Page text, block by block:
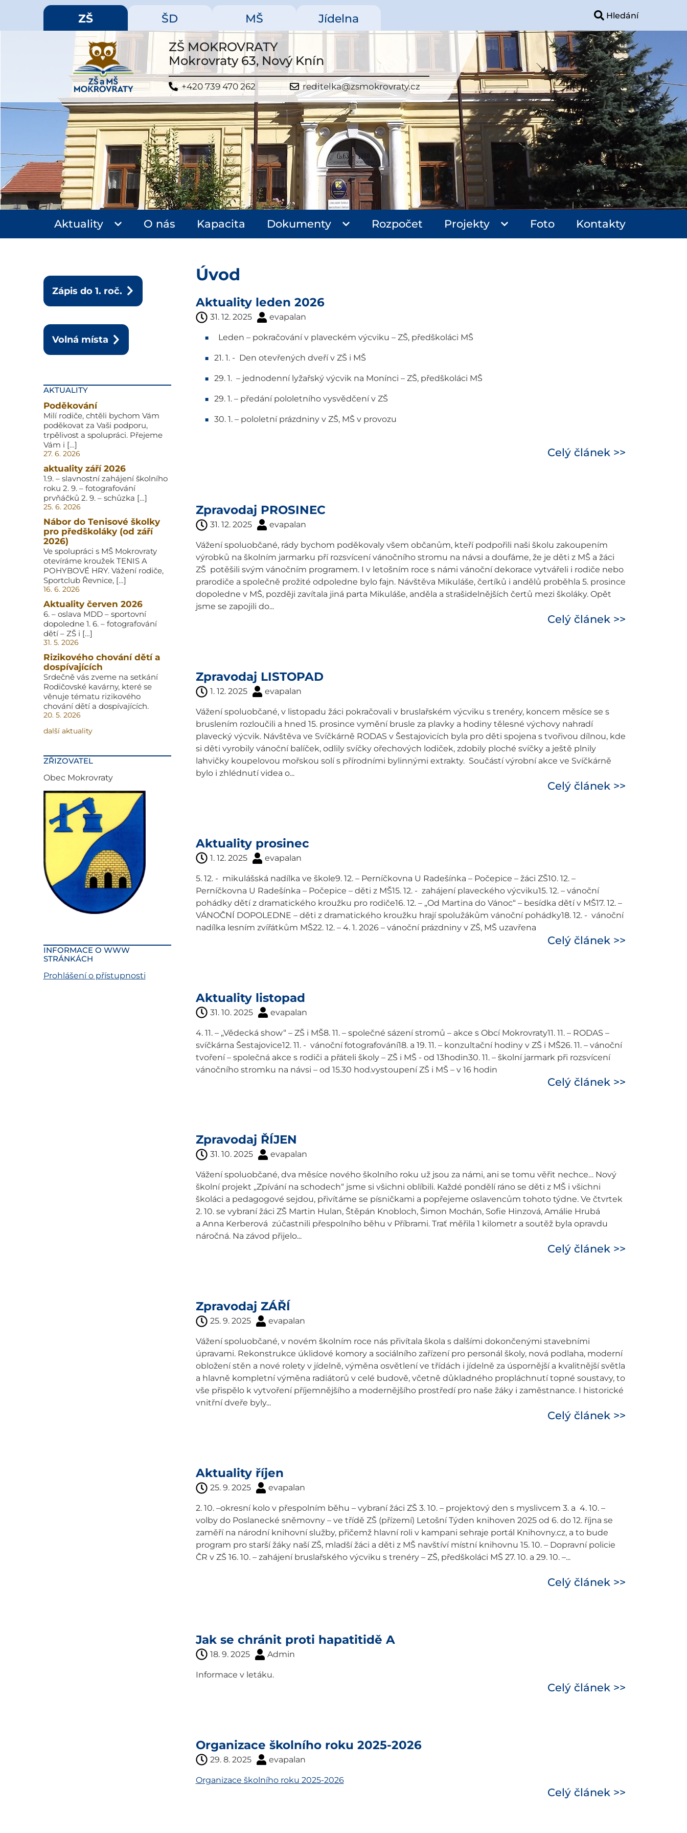
ZŠ ŠD MŠ Jídelna
ZŠ MOKROVRATY
Mokrovraty 63, Nový Knín
+420 739 470 262 reditelka@zsmokrovraty.cz
Aktuality O nás Kapacita Dokumenty Rozpočet Projekty Foto Kontakty
Zápis do 1. roč.
Volná místa
AKTUALITY
Poděkování
Milí rodiče, chtěli bychom Vám
poděkovat za Vaši podporu,
trpělivost a spolupráci. Přejeme
Vám i […]
27. 6. 2026
aktuality září 2026
1.9. – slavnostní zahájení školního
roku 2. 9. – fotografování
prvňáčků 2. 9. – schůzka […]
25. 6. 2026
Nábor do Tenisové školky
pro předškoláky (od září
2026)
Ve spolupráci s MŠ Mokrovraty
otevíráme kroužek TENIS A
POHYBOVÉ HRY. Vážení rodiče,
Sportclub Řevnice, […]
16. 6. 2026
Aktuality červen 2026
6. – oslava MDD – sportovní
dopoledne 1. 6. – fotografování
dětí – ZŠ i […]
31. 5. 2026
Rizikového chování dětí a
dospívajících
Srdečně vás zveme na setkání
Rodičovské kavárny, které se
věnuje tématu rizikového
chování dětí a dospívajících.
20. 5. 2026
další aktuality
ZŘIZOVATEL
Obec Mokrovraty
INFORMACE O WWW
STRÁNKÁCH
Prohlášení o přístupnosti
Úvod
Aktuality leden 2026
31. 12. 2025 evapalan
Leden – pokračování v plaveckém výcviku – ZŠ, předškoláci MŠ
21. 1. - Den otevřených dveří v ZŠ i MŠ
29. 1. – jednodenní lyžařský výcvik na Monínci – ZŠ, předškoláci MŠ
29. 1. – předání pololetního vysvědčení v ZŠ
30. 1. – pololetní prázdniny v ZŠ, MŠ v provozu
Celý článek >>
Zpravodaj PROSINEC
31. 12. 2025 evapalan
Vážení spoluobčané, rády bychom poděkovaly všem občanům, kteří podpořili naši školu zakoupením
výrobků na školním jarmarku pří rozsvícení vánočního stromu na návsi a doufáme, že je děti z MŠ a žáci
ZŠ potěšili svým vánočním programem. I v letošním roce s námi vánoční dekorace vytvářeli i rodiče nebo
prarodiče a společně prožité odpoledne bylo fajn. Návštěva Mikuláše, čertíků i andělů proběhla 5. prosince
dopoledne v MŠ, později zavítala jiná parta Mikuláše, anděla a strašidelnějších čertů mezi školáky. Opět
jsme se zapojili do...
Celý článek >>
Zpravodaj LISTOPAD
1. 12. 2025 evapalan
Vážení spoluobčané, v listopadu žáci pokračovali v bruslařském výcviku s trenéry, koncem měsíce se s
bruslením rozloučili a hned 15. prosince vymění brusle za plavky a hodiny tělesné výchovy nahradí
plavecký výcvik. Návštěva ve Svíčkárně RODAS v Šestajovicích byla pro děti spojena s tvořivou dílnou, kde
si děti vyrobily vánoční balíček, odlily svíčky ořechových lodiček, zdobily ploché svíčky a ještě plnily
lahvičky koupelovou mořskou solí s přírodními bylinnými extrakty. Součástí výrobní akce ve Svíčkárně
bylo i zhlédnutí videa o...
Celý článek >>
Aktuality prosinec
1. 12. 2025 evapalan
5. 12. - mikulášská nadílka ve škole9. 12. – Perníčkovna U Radešínka – Počepice – žáci ZŠ10. 12. –
Perníčkovna U Radešínka – Počepice – děti z MŠ15. 12. - zahájení plaveckého výcviku15. 12. – vánoční
pohádky dětí z dramatického kroužku pro rodiče16. 12. – „Od Martina do Vánoc“ – besídka dětí v MŠ17. 12. –
VÁNOČNÍ DOPOLEDNE – děti z dramatického kroužku hrají spolužákům vánoční pohádky18. 12. - vánoční
nadílka lesním zvířátkům MŠ22. 12. – 4. 1. 2026 – vánoční prázdniny v ZŠ, MŠ uzavřena
Celý článek >>
Aktuality listopad
31. 10. 2025 evapalan
4. 11. – „Vědecká show“ – ZŠ i MŠ8. 11. – společné sázení stromů – akce s Obcí Mokrovraty11. 11. – RODAS –
svíčkárna Šestajovice12. 11. - vánoční fotografování18. a 19. 11. – konzultační hodiny v ZŠ i MŠ26. 11. – vánoční
tvoření – společná akce s rodiči a přáteli školy – ZŠ i MŠ - od 13hodin30. 11. – školní jarmark při rozsvícení
vánočního stromku na návsi – od 15.30 hod.vystoupení ZŠ i MŠ – v 16 hodin
Celý článek >>
Zpravodaj ŘÍJEN
31. 10. 2025 evapalan
Vážení spoluobčané, dva měsíce nového školního roku už jsou za námi, ani se tomu věřit nechce… Nový
školní projekt „Zpívání na schodech“ jsme si všichni oblíbili. Každé pondělí ráno se děti z MŠ i všichni
školáci a pedagogové sejdou, přivítáme se písničkami a popřejeme oslavencům tohoto týdne. Ve čtvrtek
2. 10. se vybraní žáci ZŠ Martin Hulan, Štěpán Knobloch, Šimon Mochán, Sofie Hinzová, Amálie Hrubá
a Anna Kerberová zúčastnili přespolního běhu v Příbrami. Trať měřila 1 kilometr a soutěž byla opravdu
náročná. Na závod přijelo...
Celý článek >>
Zpravodaj ZÁŘÍ
25. 9. 2025 evapalan
Vážení spoluobčané, v novém školním roce nás přivítala škola s dalšími dokončenými stavebními
úpravami. Rekonstrukce úklidové komory a sociálního zařízení pro personál školy, nová podlaha, moderní
obložení stěn a nové rolety v jídelně, výměna osvětlení ve třídách i jídelně za úspornější a kvalitnější světla
a hlavně kompletní výměna radiátorů v celé budově, včetně důkladného propláchnutí topné soustavy, to
vše přispělo k vytvoření příjemnějšího a modernějšího prostředí pro naše žáky i zaměstnance. I historické
vnitřní dveře byly...
Celý článek >>
Aktuality říjen
25. 9. 2025 evapalan
2. 10. –okresní kolo v přespolním běhu – vybraní žáci ZŠ 3. 10. – projektový den s myslivcem 3. a 4. 10. –
volby do Poslanecké sněmovny – ve třídě ZŠ (přízemí) Letošní Týden knihoven 2025 od 6. do 12. října se
zaměří na národní knihovní služby, přičemž hlavní roli v kampani sehraje portál Knihovny.cz, a to bude
program pro starší žáky naší ZŠ, mladší žáci a děti z MŠ navštíví místní knihovnu 15. 10. – Dopravní policie
ČR v ZŠ 16. 10. – zahájení bruslařského výcviku s trenéry – ZŠ, předškoláci MŠ 27. 10. a 29. 10. –...
Celý článek >>
Jak se chránit proti hapatitidě A
18. 9. 2025 Admin
Informace v letáku.
Celý článek >>
Organizace školního roku 2025-2026
29. 8. 2025 evapalan
Organizace školního roku 2025-2026
Celý článek >>